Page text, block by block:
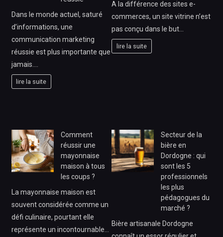
Dans le monde actuel, saturé
d’informations, une
communication marketing
réussie est plus importante que
jamais.…
lire la suite
A la différence des sites e-
commerces, un site vitrine n’est
pas conçu dans le but…
lire la suite
Comment
réussir une
mayonnaise
maison à tous
les coups ?
La mayonnaise maison est
souvent considérée comme un
défi culinaire, pourtant elle
représente un incontournable…
Secteur de la
bière en
Dordogne : qui
sont les 5
professionnels
les plus
pédagogues du
marché ?
Bière artisanale Dordogne